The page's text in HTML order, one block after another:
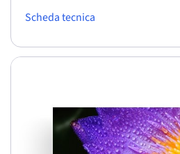
Scheda tecnica